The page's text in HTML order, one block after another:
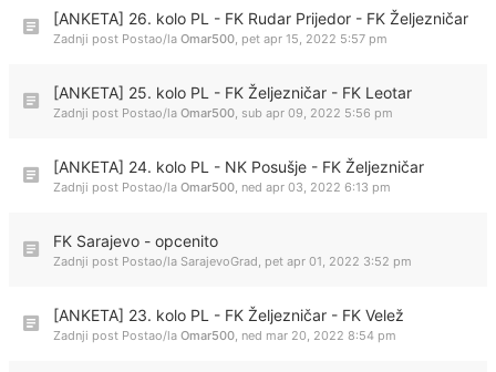
[ANKETA] 26. kolo PL - FK Rudar Prijedor - FK Željezničar
Zadnji post Postao/la Omar500, pet apr 15, 2022 5:57 pm
[ANKETA] 25. kolo PL - FK Željezničar - FK Leotar
Zadnji post Postao/la Omar500, sub apr 09, 2022 5:56 pm
[ANKETA] 24. kolo PL - NK Posušje - FK Željezničar
Zadnji post Postao/la Omar500, ned apr 03, 2022 6:13 pm
FK Sarajevo - opcenito
Zadnji post Postao/la SarajevoGrad, pet apr 01, 2022 3:52 pm
[ANKETA] 23. kolo PL - FK Željezničar - FK Velež
Zadnji post Postao/la Omar500, ned mar 20, 2022 8:54 pm